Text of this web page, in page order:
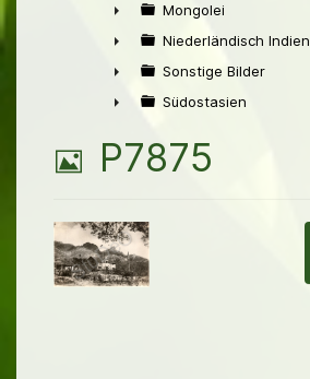
►
►
Mongolei
►
Niederländisch Indien
►
Sonstige Bilder
Südostasien
B
l
d
P7875